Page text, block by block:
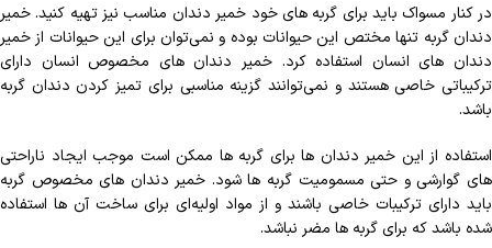
در کنار مسواک باید برای گربه های خود خمیر دندان مناسب نیز تهیه کنید. خمیر
دندان گربه تنها مختص این حیوانات بوده و نمی‌توان برای این حیوانات از خمیر
دندان های انسان استفاده کرد. خمیر دندان های مخصوص انسان دارای
ترکیباتی خاصی هستند و نمی‌توانند گزینه مناسبی برای تمیز کردن دندان گربه
باشد.
استفاده از این خمیر دندان ها برای گربه ها ممکن است موجب ایجاد ناراحتی
های گوارشی و حتی مسمومیت گربه ها شود. خمیر دندان های مخصوص گربه
باید دارای ترکیبات خاصی باشند و از مواد اولیه‌ای برای ساخت آن ها استفاده
شده باشد که برای گربه ها مضر نباشد.